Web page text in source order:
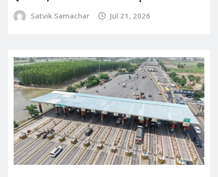
Satvik Samachar Jul 21, 2026